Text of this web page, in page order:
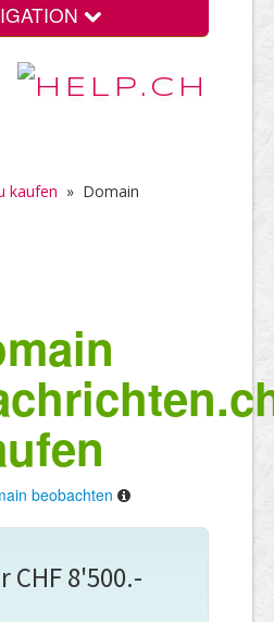
kaufen » Domain
beobachten
CHF 8'500.-